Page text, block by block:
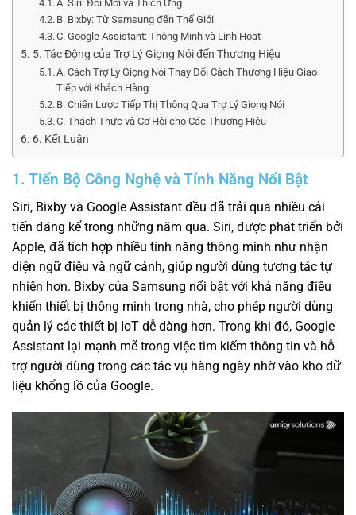
A. Siri: Đổi Mới và Thích Ứng
B. Bixby: Từ Samsung đến Thế Giới
C. Google Assistant: Thông Minh và Linh Hoạt
5. Tác Động của Trợ Lý Giọng Nói đến Thương Hiệu
A. Cách Trợ Lý Giọng Nói Thay Đổi Cách Thương Hiệu Giao
Tiếp với Khách Hàng
B. Chiến Lược Tiếp Thị Thông Qua Trợ Lý Giọng Nói
C. Thách Thức và Cơ Hội cho Các Thương Hiệu
6. Kết Luận
1. Tiến Bộ Công Nghệ và Tính Năng Nổi Bật
Siri, Bixby và Google Assistant đều đã trải qua nhiều cải
tiến đáng kể trong những năm qua. Siri, được phát triển bởi
Apple, đã tích hợp nhiều tính năng thông minh như nhận
diện ngữ điệu và ngữ cảnh, giúp người dùng tương tác tự
nhiên hơn. Bixby của Samsung nổi bật với khả năng điều
khiển thiết bị thông minh trong nhà, cho phép người dùng
quản lý các thiết bị IoT dễ dàng hơn. Trong khi đó, Google
Assistant lại mạnh mẽ trong việc tìm kiếm thông tin và hỗ
trợ người dùng trong các tác vụ hàng ngày nhờ vào kho dữ
liệu khổng lồ của Google.